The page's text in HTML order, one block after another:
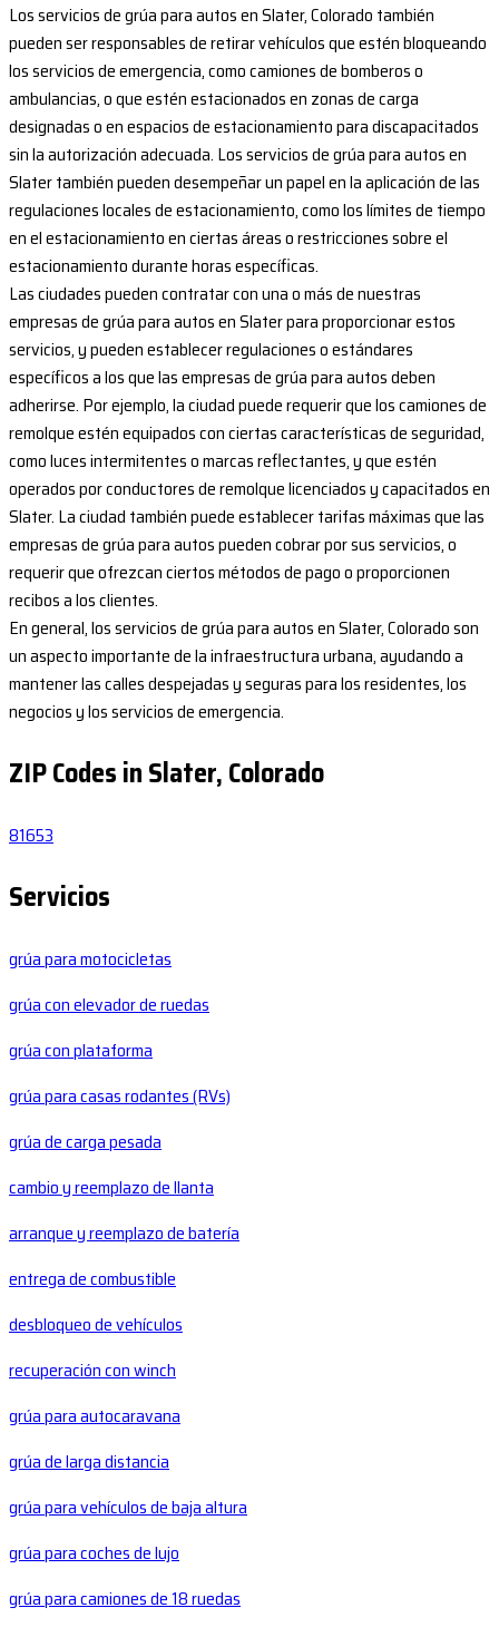
Los servicios de grúa para autos en Slater, Colorado también
pueden ser responsables de retirar vehículos que estén bloqueando
los servicios de emergencia, como camiones de bomberos o
ambulancias, o que estén estacionados en zonas de carga
designadas o en espacios de estacionamiento para discapacitados
sin la autorización adecuada. Los servicios de grúa para autos en
Slater también pueden desempeñar un papel en la aplicación de las
regulaciones locales de estacionamiento, como los límites de tiempo
en el estacionamiento en ciertas áreas o restricciones sobre el
estacionamiento durante horas específicas.
Las ciudades pueden contratar con una o más de nuestras
empresas de grúa para autos en Slater para proporcionar estos
servicios, y pueden establecer regulaciones o estándares
específicos a los que las empresas de grúa para autos deben
adherirse. Por ejemplo, la ciudad puede requerir que los camiones de
remolque estén equipados con ciertas características de seguridad,
como luces intermitentes o marcas reflectantes, y que estén
operados por conductores de remolque licenciados y capacitados en
Slater. La ciudad también puede establecer tarifas máximas que las
empresas de grúa para autos pueden cobrar por sus servicios, o
requerir que ofrezcan ciertos métodos de pago o proporcionen
recibos a los clientes.
En general, los servicios de grúa para autos en Slater, Colorado son
un aspecto importante de la infraestructura urbana, ayudando a
mantener las calles despejadas y seguras para los residentes, los
negocios y los servicios de emergencia.
ZIP Codes in Slater, Colorado
81653
Servicios
grúa para motocicletas
grúa con elevador de ruedas
grúa con plataforma
grúa para casas rodantes (RVs)
grúa de carga pesada
cambio y reemplazo de llanta
arranque y reemplazo de batería
entrega de combustible
desbloqueo de vehículos
recuperación con winch
grúa para autocaravana
grúa de larga distancia
grúa para vehículos de baja altura
grúa para coches de lujo
grúa para camiones de 18 ruedas